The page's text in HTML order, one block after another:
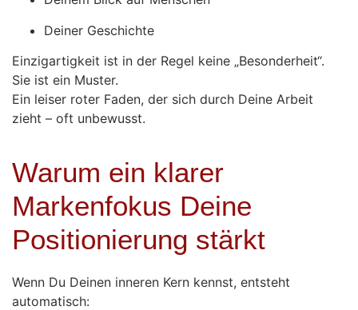
Deiner Geschichte
Einzigartigkeit ist in der Regel keine „Besonderheit“.
Sie ist ein Muster.
Ein leiser roter Faden, der sich durch Deine Arbeit
zieht – oft unbewusst.
Warum ein klarer
Markenfokus Deine
Positionierung stärkt
Wenn Du Deinen inneren Kern kennst, entsteht
automatisch: